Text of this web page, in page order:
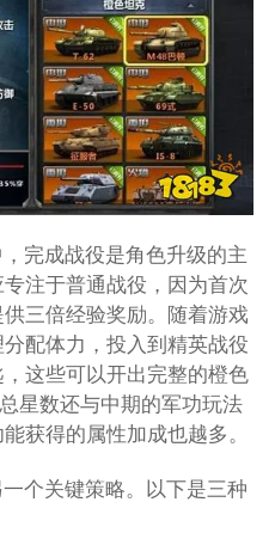
完成战役是角色升级的主
注于普通战役，因为首次
三倍经验奖励。随着游戏
配体力，投入到精英战役
这些可以开出完整的橙色
星数还与中期的军功玩法
获得的属性加成也越多。
个关键策略。以下是三种